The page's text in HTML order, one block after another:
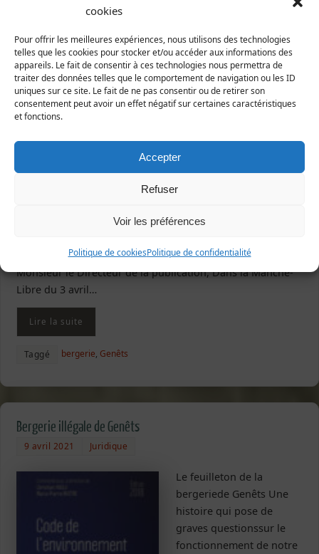
cookies
Pour offrir les meilleures expériences, nous utilisons des technologies
telles que les cookies pour stocker et/ou accéder aux informations des
appareils. Le fait de consentir à ces technologies nous permettra de
traiter des données telles que le comportement de navigation ou les ID
uniques sur ce site. Le fait de ne pas consentir ou de retirer son
consentement peut avoir un effet négatif sur certaines caractéristiques
et fonctions.
Accepter
Refuser
Voir les préférences
Politique de cookiesPolitique de confidentialité
bergerie,Genêts
Droit de réponse à La Manche Libre
9 avril 2021 Juridique
contre notre association
au sujet de l’affaire de la
bergerie illégale de
demande un droit de
réponse, article du 3 avril 2021, édition Avranches, page 38
Monsieur le Directeur de la publication, Dans la Manche-
Libre du 3 avril…
Lire la suite
Taggé bergerie, Genêts
Bergerie illégale de Genêts
9 avril 2021 Juridique
Le feuilleton de la
bergeriede Genêts Une
histoire qui pose de
graves questionssur le
fonctionnement de notre